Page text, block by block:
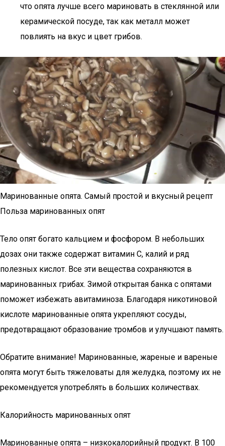
что опята лучше всего мариновать в стеклянной или
керамической посуде, так как металл может
повлиять на вкус и цвет грибов.
Маринованные опята. Самый простой и вкусный рецепт
Польза маринованных опят
Тело опят богато кальцием и фосфором. В небольших
дозах они также содержат витамин C, калий и ряд
полезных кислот. Все эти вещества сохраняются в
маринованных грибах. Зимой открытая банка с опятами
поможет избежать авитаминоза. Благодаря никотиновой
кислоте маринованные опята укрепляют сосуды,
предотвращают образование тромбов и улучшают память.
Обратите внимание! Маринованные, жареные и вареные
опята могут быть тяжеловаты для желудка, поэтому их не
рекомендуется употреблять в больших количествах.
Калорийность маринованных опят
Маринованные опята – низкокалорийный продукт. В 100